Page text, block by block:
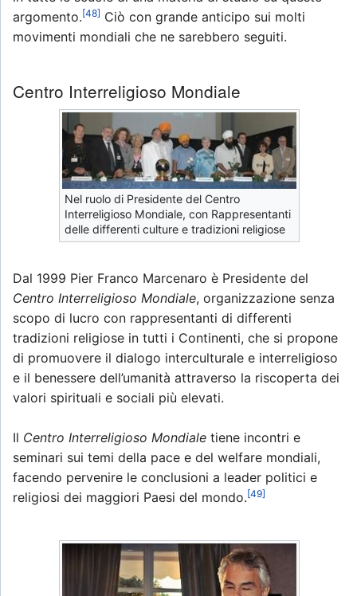
argomento.[48] Ciò con grande anticipo sui molti
movimenti mondiali che ne sarebbero seguiti.
Centro Interreligioso Mondiale
Nel ruolo di Presidente del Centro
Interreligioso Mondiale, con Rappresentanti
delle differenti culture e tradizioni religiose
Dal 1999 Pier Franco Marcenaro è Presidente del
Centro Interreligioso Mondiale, organizzazione senza
scopo di lucro con rappresentanti di differenti
tradizioni religiose in tutti i Continenti, che si propone
di promuovere il dialogo interculturale e interreligioso
e il benessere dell’umanità attraverso la riscoperta dei
valori spirituali e sociali più elevati.
Il Centro Interreligioso Mondiale tiene incontri e
seminari sui temi della pace e del welfare mondiali,
facendo pervenire le conclusioni a leader politici e
religiosi dei maggiori Paesi del mondo.[49]